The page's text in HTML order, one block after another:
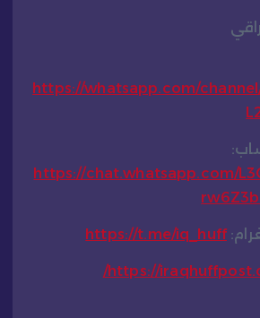
https://whatsapp.com/
https://chat.whatsapp.com/
https://t.me/iq_huff
https://